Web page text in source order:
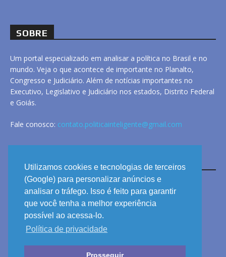
Utilizamos cookies e tecnologias de terceiros
(Google) para personalizar anúncios e
analisar o tráfego. Isso é feito para garantir
que você tenha a melhor experiência
possível ao acessa-lo.
Política de privacidade
Prosseguir
SOBRE
Um portal especializado em analisar a política no Brasil e no
mundo. Veja o que acontece de importante no Planalto,
Congresso e Judiciário. Além de notícias importantes no
Executivo, Legislativo e Judiciário nos estados, Distrito Federal
e Goiás.
Fale conosco: contato.politicainteligente@gmail.com
LINKS
ANUNCIE
PRIVACIDADE
CONTATO